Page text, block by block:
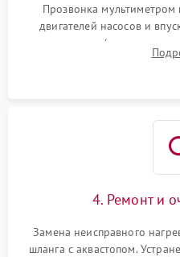
Прозвонка
двигателей насосов и
прессостата (датчика
концевика дверцы и
4. Ремонт и
Замена неисправного
шланга с аквастопом.